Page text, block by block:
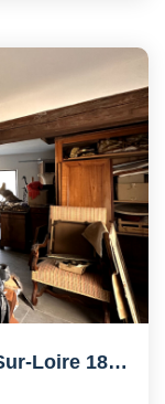
Maison De Maître Les Rosiers-Sur-Loire 184 M2